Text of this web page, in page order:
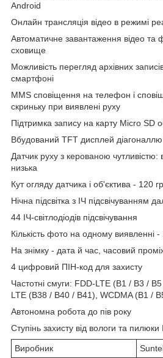
Android
Онлайн трансляція відео в режимі
Автоматичне завантаження відео та
сховище
Можливість перегляд архівних
смартфоні
MMS сповіщення на телефон і
скриньку при виявлені руху
Підтримка запису на карту Micro SD
Вбудований TFT дисплей
Датчик руху з керованою
низька
Кут огляду датчика і об'єктива - 120
Нічна підсвітка з ІЧ підсвічуванням
44 ІЧ-світлодіодів підсвічування
Кількість фото на одному виявленні
На знімку - дата й час, часовий
4 цифровий ПІН-код для захисту
Частотні смуги: FDD-LTE (B1 / B3 /
LTE (B38 / B40 / B41), WCDMA (B1 /
Автономна робота до пів року
Ступінь захисту від вологи та пилюки
Виробник